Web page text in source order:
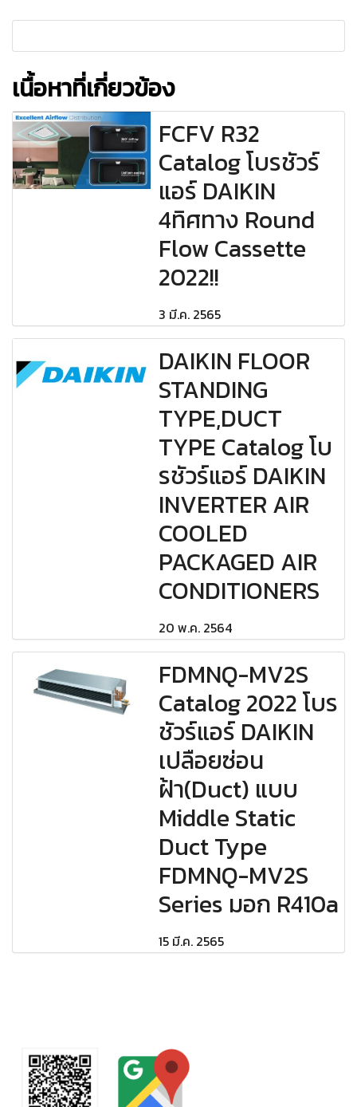
เนื้อหาที่เกี่ยวข้อง
FCFV R32
Catalog โบรชัวร์
แอร์ DAIKIN
4ทิศทาง Round
Flow Cassette
2022!!
3 มี.ค. 2565
DAIKIN FLOOR
STANDING
TYPE,DUCT
TYPE Catalog โบ
รชัวร์แอร์ DAIKIN
INVERTER AIR
COOLED
PACKAGED AIR
CONDITIONERS
20 พ.ค. 2564
FDMNQ-MV2S
Catalog 2022 โบร
ชัวร์แอร์ DAIKIN
เปลือยซ่อน
ฝ้า(Duct) แบบ
Middle Static
Duct Type
FDMNQ-MV2S
Series มอก R410a
15 มี.ค. 2565